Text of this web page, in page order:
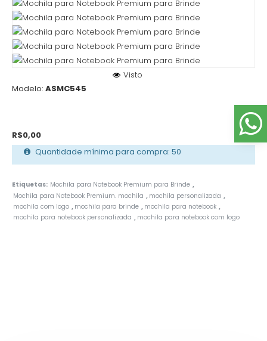
Modelo: ASMC545
Visto
R$0,00
Quantidade mínima para compra: 50
Etiquetas: Mochila para Notebook Premium para Brinde ,
Mochila para Notebook Premium. mochila , mochila personalizada ,
mochila com logo , mochila para brinde , mochila para notebook ,
mochila para notebook personalizada , mochila para notebook com logo